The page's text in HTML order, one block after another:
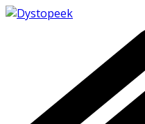
Passer